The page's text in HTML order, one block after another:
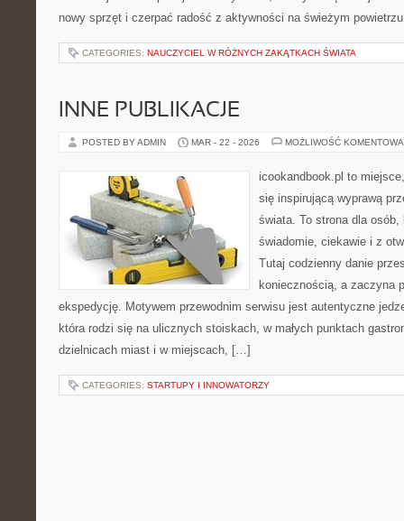
nowy sprzęt i czerpać radość z aktywności na świeżym
CATEGORIES: NAUCZYCIEL W RÓŻNYCH ZAKĄTKACH ŚWIATA
INNE PUBLIKACJE
POSTED BY ADMIN MAR - 22 - 2026 MOŻLIWOŚĆ
icookandbook.pl to
się inspirującą wyprawą
świata. To strona dla
świadomie, ciekawie i z
Tutaj codzienny danie
koniecznością, a zaczyna
ekspedycję. Motywem przewodnim serwisu jest autentyczne
która rodzi się na ulicznych stoiskach, w małych punktach
dzielnicach miast i w miejscach, […]
CATEGORIES: STARTUPY I INNOWATORZY